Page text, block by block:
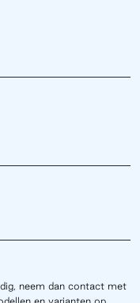
neem dan contact met
en varianten op